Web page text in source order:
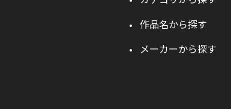
作品名から探す
メーカーから探す